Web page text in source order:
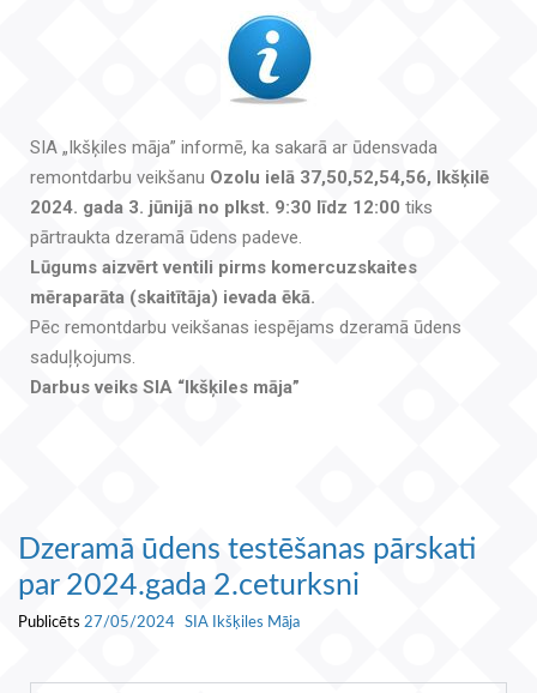
SIA „Ikšķiles māja” informē, ka sakarā ar ūdensvada
remontdarbu veikšanu Ozolu ielā 37,50,52,54,56, Ikšķilē
2024. gada 3. jūnijā no plkst. 9:30 līdz 12:00 tiks
pārtraukta dzeramā ūdens padeve.
Lūgums aizvērt ventili pirms komercuzskaites
mēraparāta (skaitītāja) ievada ēkā.
Pēc remontdarbu veikšanas iespējams dzeramā ūdens
saduļķojums.
Darbus veiks SIA “Ikšķiles māja”
Dzeramā ūdens testēšanas pārskati
par 2024.gada 2.ceturksni
Publicēts 27/05/2024 SIA Ikšķiles Māja